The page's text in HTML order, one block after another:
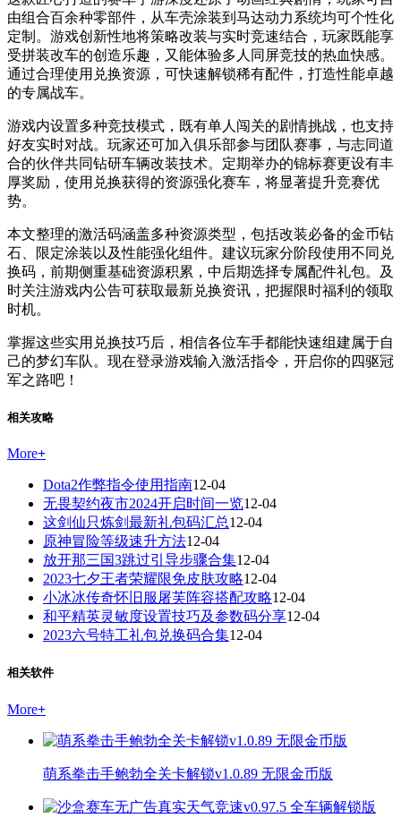
由组合百余种零部件，从车壳涂装到马达动力系统均可个性化
定制。游戏创新性地将策略改装与实时竞速结合，玩家既能享
受拼装改车的创造乐趣，又能体验多人同屏竞技的热血快感。
通过合理使用兑换资源，可快速解锁稀有配件，打造性能卓越
的专属战车。
游戏内设置多种竞技模式，既有单人闯关的剧情挑战，也支持
好友实时对战。玩家还可加入俱乐部参与团队赛事，与志同道
合的伙伴共同钻研车辆改装技术。定期举办的锦标赛更设有丰
厚奖励，使用兑换获得的资源强化赛车，将显著提升竞赛优
势。
本文整理的激活码涵盖多种资源类型，包括改装必备的金币钻
石、限定涂装以及性能强化组件。建议玩家分阶段使用不同兑
换码，前期侧重基础资源积累，中后期选择专属配件礼包。及
时关注游戏内公告可获取最新兑换资讯，把握限时福利的领取
时机。
掌握这些实用兑换技巧后，相信各位车手都能快速组建属于自
己的梦幻车队。现在登录游戏输入激活指令，开启你的四驱冠
军之路吧！
相关攻略
More+
Dota2作弊指令使用指南12-04
无畏契约夜市2024开启时间一览12-04
这剑仙只炼剑最新礼包码汇总12-04
原神冒险等级速升方法12-04
放开那三国3跳过引导步骤合集12-04
2023七夕王者荣耀限免皮肤攻略12-04
小冰冰传奇怀旧服屠芙阵容搭配攻略12-04
和平精英灵敏度设置技巧及参数码分享12-04
2023六号特工礼包兑换码合集12-04
相关软件
More+
萌系拳击手鲍勃全关卡解锁v1.0.89 无限金币版